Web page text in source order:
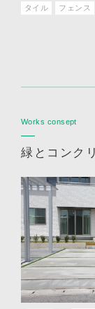
タイル フェンス
Works consept
緑とコンク